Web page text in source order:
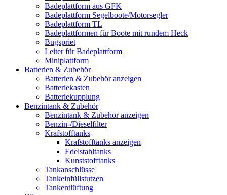
Badeplattform aus GFK
Badeplattform Segelboote/Motorsegler
Badeplattform TL
Badeplattformen für Boote mit rundem Heck
Bugspriet
Leiter für Badeplattform
Miniplattform
Batterien & Zubehör
Batterien & Zubehör anzeigen
Batteriekasten
Batteriekupplung
Benzintank & Zubehör
Benzintank & Zubehör anzeigen
Benzin-/Dieselfilter
Krafstofftanks
Krafstofftanks anzeigen
Edelstahltanks
Kunststofftanks
Tankanschlüsse
Tankeinfüllstutzen
Tankentlüftung